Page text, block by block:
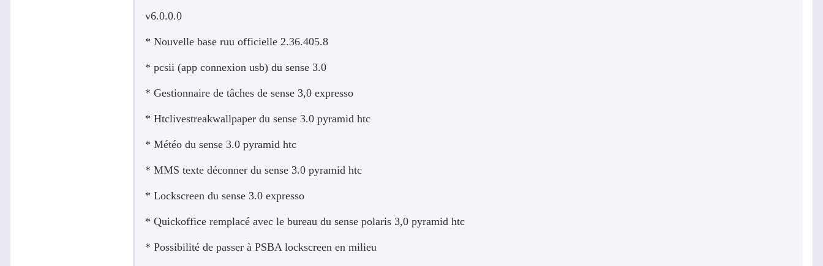
v6.0.0.0
* Nouvelle base ruu officielle 2.36.405.8
* pcsii (app connexion usb) du sense 3.0
* Gestionnaire de tâches de sense 3,0 expresso
* Htclivestreakwallpaper du sense 3.0 pyramid htc
* Météo du sense 3.0 pyramid htc
* MMS texte déconner du sense 3.0 pyramid htc
* Lockscreen du sense 3.0 expresso
* Quickoffice remplacé avec le bureau du sense polaris 3,0 pyramid htc
* Possibilité de passer à PSBA lockscreen en milieu